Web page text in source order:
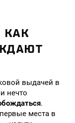
КАК
выдачей в
нечто
.
места в